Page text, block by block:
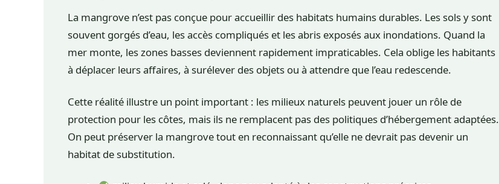
La mangrove n’est pas conçue pour accueillir des habitats humains durables. Les sols y sont
souvent gorgés d’eau, les accès compliqués et les abris exposés aux inondations. Quand la
mer monte, les zones basses deviennent rapidement impraticables. Cela oblige les habitants
à déplacer leurs affaires, à surélever des objets ou à attendre que l’eau redescende.
Cette réalité illustre un point important : les milieux naturels peuvent jouer un rôle de
protection pour les côtes, mais ils ne remplacent pas des politiques d’hébergement adaptées.
On peut préserver la mangrove tout en reconnaissant qu’elle ne devrait pas devenir un
habitat de substitution.